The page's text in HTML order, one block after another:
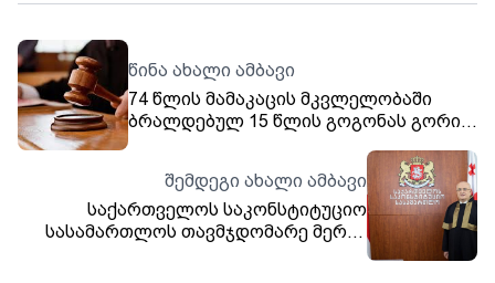
წინა ახალი ამბავი
74 წლის მამაკაცის მკვლელობაში
ბრალდებულ 15 წლის გოგონას გორის
ღონისძიების სახით პატიმრობა
შეუფარდა
შემდეგი ახალი ამბავი
საქართველოს საკონსტიტუციო
სასამართლოს თავმჯდომარე მერაბ